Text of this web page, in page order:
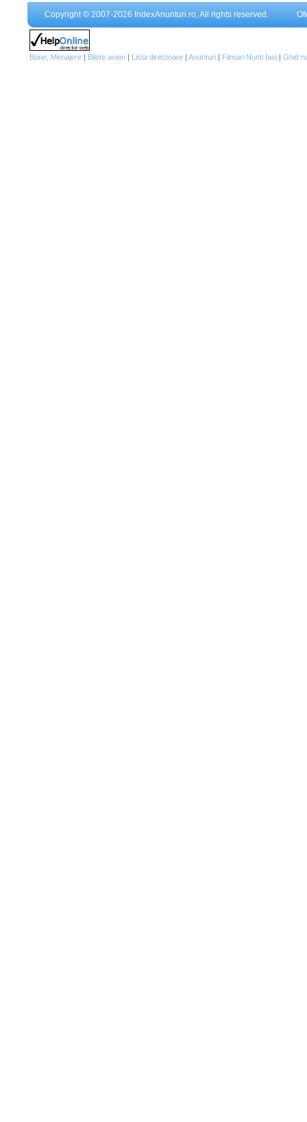
Copyright © 2007-2026 IndexAnunturi.ro, All rights reserved.
Bone, Menajere | Bilete avion | Lista directoare | Anunturi | Filmari Nunti Iasi | Ghid